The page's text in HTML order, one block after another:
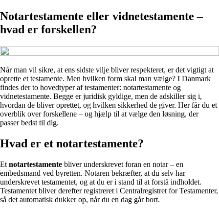
Notartestamente eller vidnetestamente –
hvad er forskellen?
Når man vil sikre, at ens sidste vilje bliver respekteret, er det vigtigt at
oprette et testamente. Men hvilken form skal man vælge? I Danmark
findes der to hovedtyper af testamenter: notartestamente og
vidnetestamente. Begge er juridisk gyldige, men de adskiller sig i,
hvordan de bliver oprettet, og hvilken sikkerhed de giver. Her får du et
overblik over forskellene – og hjælp til at vælge den løsning, der
passer bedst til dig.
Hvad er et notartestamente?
Et notartestamente bliver underskrevet foran en notar – en
embedsmand ved byretten. Notaren bekræfter, at du selv har
underskrevet testamentet, og at du er i stand til at forstå indholdet.
Testamentet bliver derefter registreret i Centralregistret for Testamenter,
så det automatisk dukker op, når du en dag går bort.